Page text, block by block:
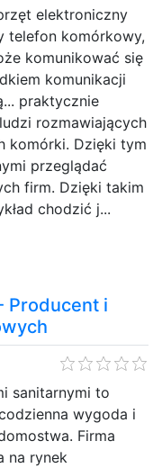
elektroniczny
telefon komórkowy,
komunikować się
komunikacji
praktycznie
rozmawiających
komórki. Dzięki tym
przeglądać
firm. Dzięki takim
chodzić j...
Producent i
sanitarnymi to
wygoda i
Firma
na rynek